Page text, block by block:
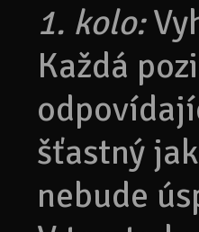
1. kolo:
Každá
šťastný
nebude